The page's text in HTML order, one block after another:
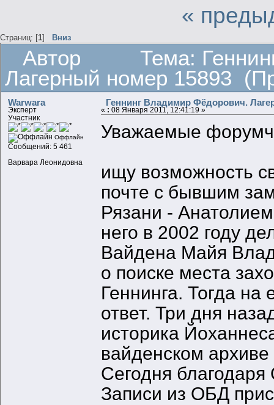
«
Страниц: [1] Вниз
Автор
Тема:
Лагерный номер 15893
Warwara
Эксперт
Участник
Оффлайн
Сообщений: 5 461
Варвара Леонидовна
Геннинг Владимир Фёдорович.
« : 08 Января 2011, 12:41:19 »
Уважаемые
ищу возможность
почте с бывшим
Рязани -
него в 2002 году
Вайдена Майя
о поиске места
Геннинга. Тогда
ответ. Три дня
историка
вайденском
Сегодня
Записи из ОБД